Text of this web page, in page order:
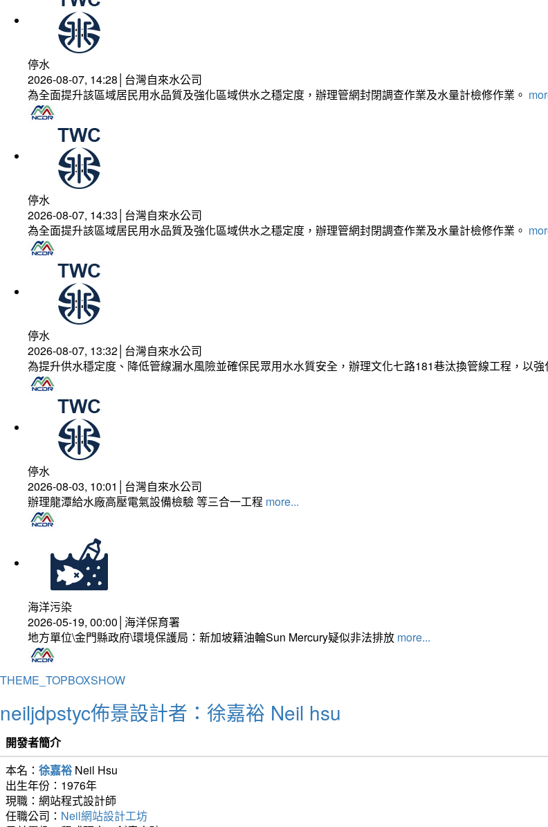
停水
2026-08-07, 14:28│台灣自來水公司
為全面提升該區域居民用水品質及強化區域供水之穩定度，辦理管網封閉調查作業及水量計檢修作業。
停水
2026-08-07, 14:33│台灣自來水公司
為全面提升該區域居民用水品質及強化區域供水之穩定度，辦理管網封閉調查作業及水量計檢修作業。
停水
2026-08-07, 13:32│台灣自來水公司
為提升供水穩定度、降低管線漏水風險並確保民眾用水水質安全，辦理文化七路181巷汰換管線工程，以
停水
2026-08-03, 10:01│台灣自來水公司
辦理龍潭給水廠高壓電氣設備檢驗 等三合一工程 more...
海洋污染
2026-05-19, 00:00│海洋保育署
地方單位\金門縣政府\環境保護局：新加坡籍油輪Sun Mercury疑似非法排放 more...
THEME_TOPBOXSHOW
neiljdpstyc佈景設計者：徐嘉裕 Neil hsu
開發者簡介
本名： 徐嘉裕 Neil Hsu
出生年份：1976年
現職：網站程式設計師
任職公司： Neil網站設計工坊